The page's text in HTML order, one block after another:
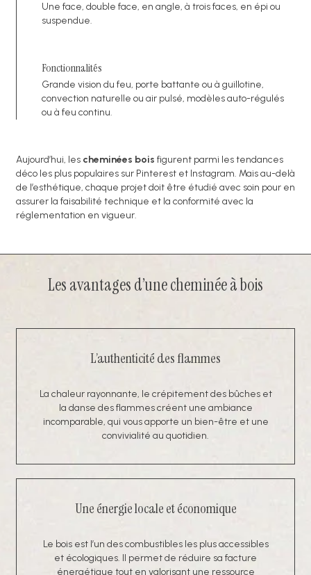
Une face, double face, en angle, à trois faces, en épi ou
suspendue.
Fonctionnalités
Grande vision du feu, porte battante ou à guillotine,
convection naturelle ou air pulsé, modèles auto-régulés
ou à feu continu.
Aujourd’hui, les cheminées bois figurent parmi les tendances
déco les plus populaires sur Pinterest et Instagram. Mais au-delà
de l’esthétique, chaque projet doit être étudié avec soin pour en
assurer la faisabilité technique et la conformité avec la
réglementation en vigueur.
Les avantages d’une cheminée à bois
L’authenticité des flammes
La chaleur rayonnante, le crépitement des bûches et
la danse des flammes créent une ambiance
incomparable, qui vous apporte un bien-être et une
convivialité au quotidien.
Une énergie locale et économique
Le bois est l’un des combustibles les plus accessibles
et écologiques. Il permet de réduire sa facture
énergétique tout en valorisant une ressource